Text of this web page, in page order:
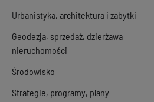
Urbanistyka, architektura i zabytki
Geodezja, sprzedaż, dzierżawa
nieruchomości
Środowisko
Strategie, programy, plany